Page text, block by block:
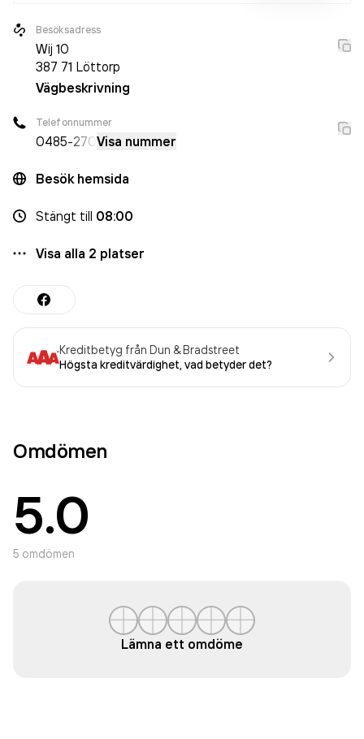
Besöksadress
Wij 10
387 71 Löttorp
Vägbeskrivning
Telefonnummer
0485-270 Visa nummer
Besök hemsida
Stängt till 08:00
Visa alla 2 platser
Kreditbetyg från Dun & Bradstreet
Högsta kreditvärdighet, vad betyder det?
Omdömen
5.0
5 omdömen
Lämna ett omdöme